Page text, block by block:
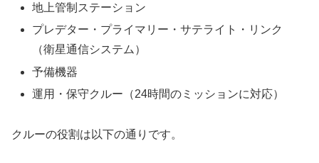
地上管制ステーション
プレデター・プライマリー・サテライト・リンク
（衛星通信システム）
予備機器
運用・保守クルー（24時間のミッションに対応）
クルーの役割は以下の通りです。